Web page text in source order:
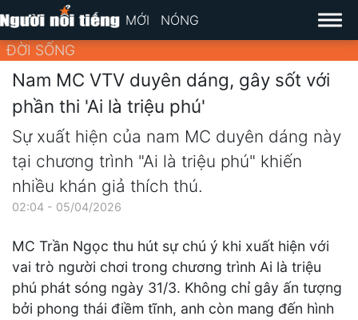
MỚI NÓNG
ĐỜI SỐNG
Nam MC VTV duyên dáng, gây sốt với
phần thi 'Ai là triệu phú'
Sự xuất hiện của nam MC duyên dáng này
tại chương trình "Ai là triệu phú" khiến
nhiều khán giả thích thú.
02:04 - 05/04/2026
MC Trần Ngọc thu hút sự chú ý khi xuất hiện với
vai trò người chơi trong chương trình Ai là triệu
phú phát sóng ngày 31/3. Không chỉ gây ấn tượng
bởi phong thái điềm tĩnh, anh còn mang đến hình